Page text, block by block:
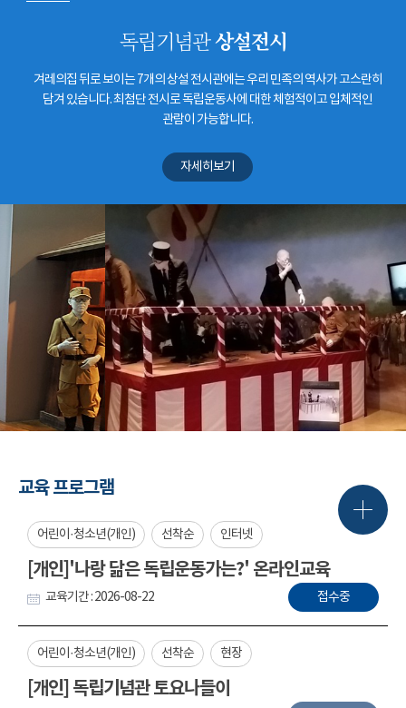
독립기념관상설전시
겨레의집 뒤로 보이는 7개의 상설 전시관에는 우리 민족의 역사가 고스란히
담겨 있습니다. 최첨단 전시로 독립운동사에 대한 체험적이고 입체적인
관람이 가능합니다.
자세히보기
교육 프로그램
어린이·청소년(개인) 선착순 인터넷
[개인]'나랑 닮은 독립운동가는?' 온라인교육
교육기간 : 2026-08-22 접수중
어린이·청소년(개인) 선착순 현장
[개인] 독립기념관 토요나들이